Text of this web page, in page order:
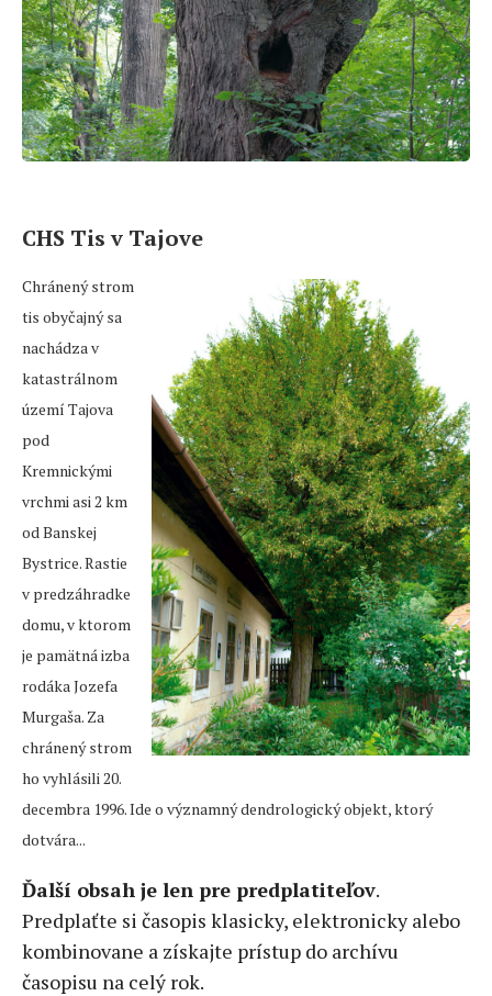
CHS Tis v Tajove
Chránený strom
tis obyčajný sa
nachádza v
katastrálnom
území Tajova
pod
Kremnickými
vrchmi asi 2 km
od Banskej
Bystrice. Rastie
v predzáhradke
domu, v ktorom
je pamätná izba
rodáka Jozefa
Murgaša. Za
chránený strom
ho vyhlásili 20.
decembra 1996. Ide o významný dendrologický objekt, ktorý
dotvára...
Ďalší obsah je len pre predplatiteľov.
Predplaťte si časopis klasicky, elektronicky alebo
kombinovane a získajte prístup do archívu
časopisu na celý rok.